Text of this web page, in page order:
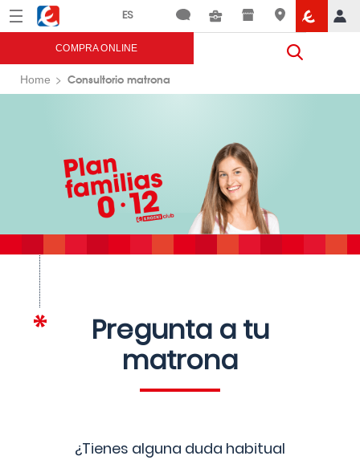
Menú Eroski
COMPRA ONLINE
Home Consultorio matrona
Pregunta a tu
matrona
¿Tienes alguna duda habitual